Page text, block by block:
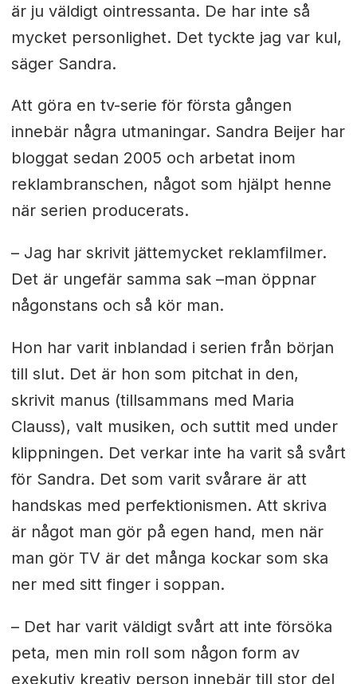
är ju väldigt ointressanta. De har inte så
mycket personlighet. Det tyckte jag var kul,
säger Sandra.
Att göra en tv-serie för första gången
innebär några utmaningar. Sandra Beijer har
bloggat sedan 2005 och arbetat inom
reklambranschen, något som hjälpt henne
när serien producerats.
– Jag har skrivit jättemycket reklamfilmer.
Det är ungefär samma sak –man öppnar
någonstans och så kör man.
Hon har varit inblandad i serien från början
till slut. Det är hon som pitchat in den,
skrivit manus (tillsammans med Maria
Clauss), valt musiken, och suttit med under
klippningen. Det verkar inte ha varit så svårt
för Sandra. Det som varit svårare är att
handskas med perfektionismen. Att skriva
är något man gör på egen hand, men när
man gör TV är det många kockar som ska
ner med sitt finger i soppan.
– Det har varit väldigt svårt att inte försöka
peta, men min roll som någon form av
exekutiv kreativ person innebär till stor del